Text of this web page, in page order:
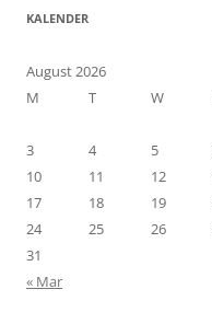
KALENDER
August 2026
M
T W
3
4 5
10
11 12
17
18 19
24
25 26
31
« Mar